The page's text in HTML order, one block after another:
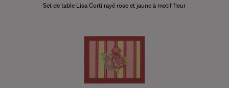
Set de table Lisa Corti rayé rose et jaune à motif fleur